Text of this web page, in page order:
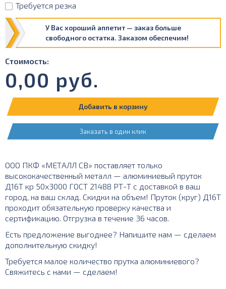
Требуется резка
У Вас хороший аппетит — заказ больше
свободного остатка. Заказом обеспечим!
Стоимость:
0,00 руб.
Добавить в корзину
Заказать в один клик
ООО ПКФ «МЕТАЛЛ СВ» поставляет только
высококачественный металл — алюминиевый пруток
Д16Т кр 50х3000 ГОСТ 21488 РТ-Т с доставкой в ваш
город, на ваш склад. Скидки на объем! Пруток (круг) Д16Т
проходит обязательную проверку качества и
сертификацию. Отгрузка в течение 36 часов.
Есть предложение выгоднее? Напишите нам — сделаем
дополнительную скидку!
Требуется малое количество прутка алюминиевого?
Свяжитесь с нами — сделаем!